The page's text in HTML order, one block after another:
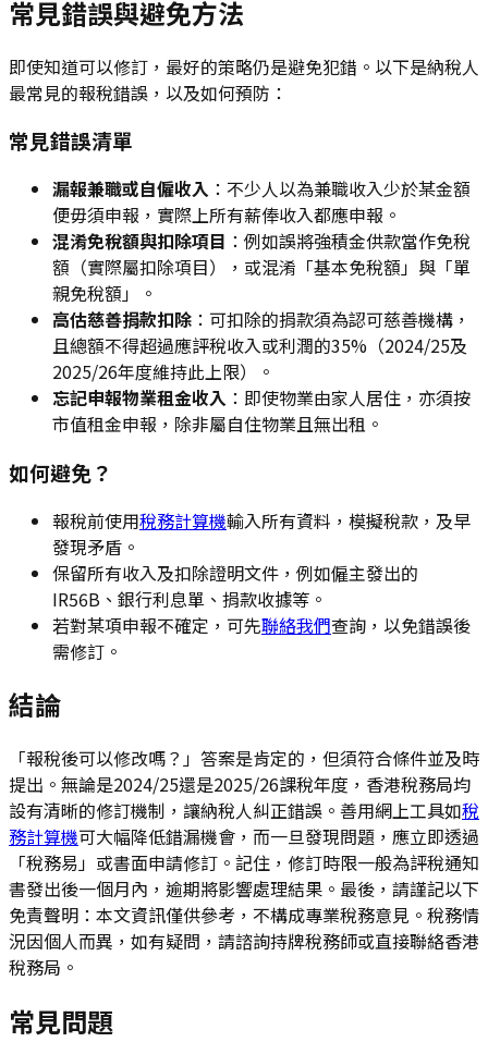
常見錯誤與避免方法
即使知道可以修訂，最好的策略仍是避免犯錯。以下是納稅人
最常見的報稅錯誤，以及如何預防：
常見錯誤清單
漏報兼職或自僱收入 ：不少人以為兼職收入少於某金額
便毋須申報，實際上所有薪俸收入都應申報。
混淆免稅額與扣除項目 ：例如誤將強積金供款當作免稅
額（實際屬扣除項目），或混淆「基本免稅額」與「單
親免稅額」。
高估慈善捐款扣除 ：可扣除的捐款須為認可慈善機構，
且總額不得超過應評稅收入或利潤的35%（2024/25及
2025/26年度維持此上限）。
忘記申報物業租金收入 ：即使物業由家人居住，亦須按
市值租金申報，除非屬自住物業且無出租。
如何避免？
報稅前使用稅務計算機輸入所有資料，模擬稅款，及早
發現矛盾。
保留所有收入及扣除證明文件，例如僱主發出的
IR56B、銀行利息單、捐款收據等。
若對某項申報不確定，可先聯絡我們查詢，以免錯誤後
需修訂。
結論
「報稅後可以修改嗎？」答案是肯定的，但須符合條件並及時
提出。無論是2024/25還是2025/26課稅年度，香港稅務局均
設有清晰的修訂機制，讓納稅人糾正錯誤。善用網上工具如稅
務計算機可大幅降低錯漏機會，而一旦發現問題，應立即透過
「稅務易」或書面申請修訂。記住，修訂時限一般為評稅通知
書發出後一個月內，逾期將影響處理結果。最後，請謹記以下
免責聲明：本文資訊僅供參考，不構成專業稅務意見。稅務情
況因個人而異，如有疑問，請諮詢持牌稅務師或直接聯絡香港
稅務局。
常見問題